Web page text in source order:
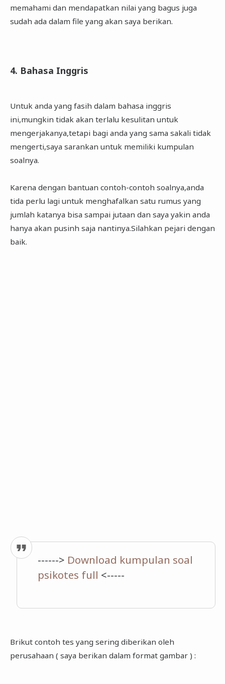
memahami dan mendapatkan nilai yang bagus juga
sudah ada dalam file yang akan saya berikan.
4. Bahasa Inggris
Untuk anda yang fasih dalam bahasa inggris
ini,mungkin tidak akan terlalu kesulitan untuk
mengerjakanya,tetapi bagi anda yang sama sakali tidak
mengerti,saya sarankan untuk memiliki kumpulan
soalnya.
Karena dengan bantuan contoh-contoh soalnya,anda
tida perlu lagi untuk menghafalkan satu rumus yang
jumlah katanya bisa sampai jutaan dan saya yakin anda
hanya akan pusinh saja nantinya.Silahkan pejari dengan
baik.
------> Download kumpulan soal
psikotes full <-----
Brikut contoh tes yang sering diberikan oleh
perusahaan ( saya berikan dalam format gambar ) :